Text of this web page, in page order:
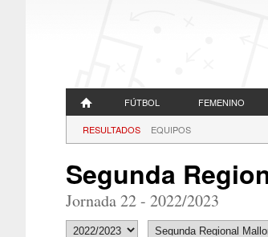
FÚTBOL FEMENINO
RESULTADOS EQUIPOS
Segunda
Jornada 22 - 2022/2023